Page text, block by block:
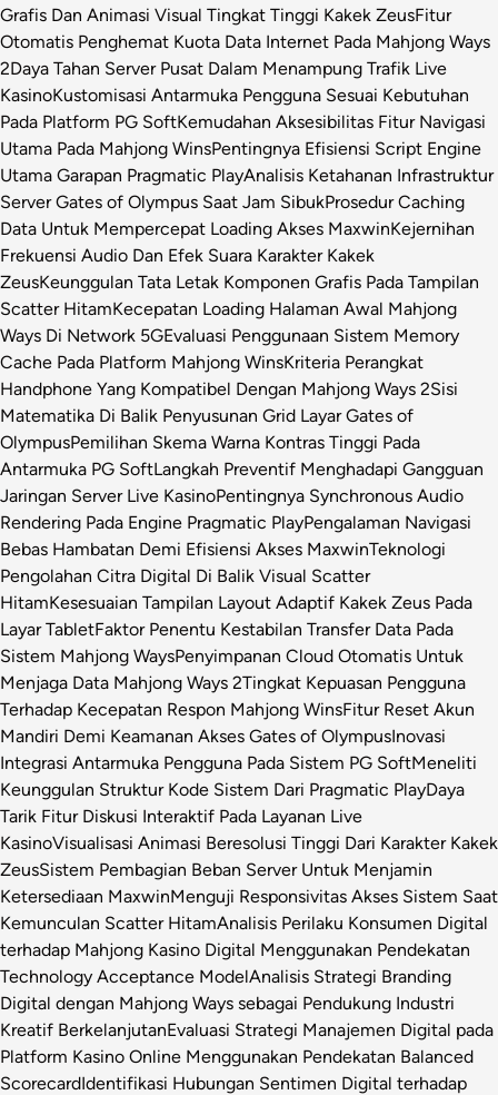
Grafis Dan Animasi Visual Tingkat Tinggi Kakek ZeusFitur
Otomatis Penghemat Kuota Data Internet Pada Mahjong Ways
2Daya Tahan Server Pusat Dalam Menampung Trafik Live
KasinoKustomisasi Antarmuka Pengguna Sesuai Kebutuhan
Pada Platform PG SoftKemudahan Aksesibilitas Fitur Navigasi
Utama Pada Mahjong WinsPentingnya Efisiensi Script Engine
Utama Garapan Pragmatic PlayAnalisis Ketahanan Infrastruktur
Server Gates of Olympus Saat Jam SibukProsedur Caching
Data Untuk Mempercepat Loading Akses MaxwinKejernihan
Frekuensi Audio Dan Efek Suara Karakter Kakek
ZeusKeunggulan Tata Letak Komponen Grafis Pada Tampilan
Scatter HitamKecepatan Loading Halaman Awal Mahjong
Ways Di Network 5GEvaluasi Penggunaan Sistem Memory
Cache Pada Platform Mahjong WinsKriteria Perangkat
Handphone Yang Kompatibel Dengan Mahjong Ways 2Sisi
Matematika Di Balik Penyusunan Grid Layar Gates of
OlympusPemilihan Skema Warna Kontras Tinggi Pada
Antarmuka PG SoftLangkah Preventif Menghadapi Gangguan
Jaringan Server Live KasinoPentingnya Synchronous Audio
Rendering Pada Engine Pragmatic PlayPengalaman Navigasi
Bebas Hambatan Demi Efisiensi Akses MaxwinTeknologi
Pengolahan Citra Digital Di Balik Visual Scatter
HitamKesesuaian Tampilan Layout Adaptif Kakek Zeus Pada
Layar TabletFaktor Penentu Kestabilan Transfer Data Pada
Sistem Mahjong WaysPenyimpanan Cloud Otomatis Untuk
Menjaga Data Mahjong Ways 2Tingkat Kepuasan Pengguna
Terhadap Kecepatan Respon Mahjong WinsFitur Reset Akun
Mandiri Demi Keamanan Akses Gates of OlympusInovasi
Integrasi Antarmuka Pengguna Pada Sistem PG SoftMeneliti
Keunggulan Struktur Kode Sistem Dari Pragmatic PlayDaya
Tarik Fitur Diskusi Interaktif Pada Layanan Live
KasinoVisualisasi Animasi Beresolusi Tinggi Dari Karakter Kakek
ZeusSistem Pembagian Beban Server Untuk Menjamin
Ketersediaan MaxwinMenguji Responsivitas Akses Sistem Saat
Kemunculan Scatter HitamAnalisis Perilaku Konsumen Digital
terhadap Mahjong Kasino Digital Menggunakan Pendekatan
Technology Acceptance ModelAnalisis Strategi Branding
Digital dengan Mahjong Ways sebagai Pendukung Industri
Kreatif BerkelanjutanEvaluasi Strategi Manajemen Digital pada
Platform Kasino Online Menggunakan Pendekatan Balanced
ScorecardIdentifikasi Hubungan Sentimen Digital terhadap